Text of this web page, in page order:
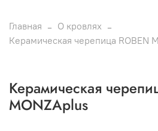
Главная
О кровлях
Керамическая черепица ROBEN
Керамическая
MONZAplus